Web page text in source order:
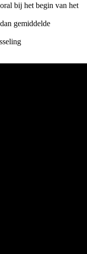
bij het begin van het
gemiddelde